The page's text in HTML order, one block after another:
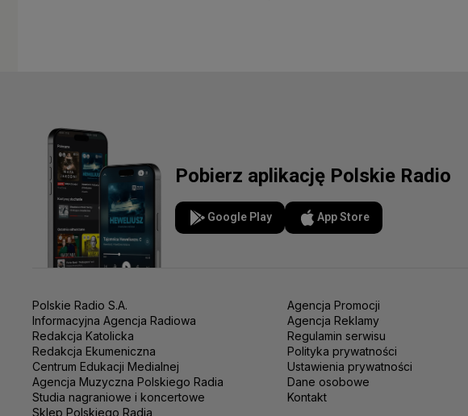
Pobierz aplikację Polskie Radio
Google Play App Store
Polskie Radio S.A.
Informacyjna Agencja Radiowa
Redakcja Katolicka
Redakcja Ekumeniczna
Centrum Edukacji Medialnej
Agencja Muzyczna Polskiego Radia
Studia nagraniowe i koncertowe
Sklep Polskiego Radia
Agencja Promocji
Agencja Reklamy
Regulamin serwisu
Polityka prywatności
Ustawienia prywatności
Dane osobowe
Kontakt